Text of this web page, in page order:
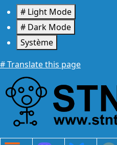
Aller au contenu principal
# Light Mode
# Dark Mode
Système
# Translate this page